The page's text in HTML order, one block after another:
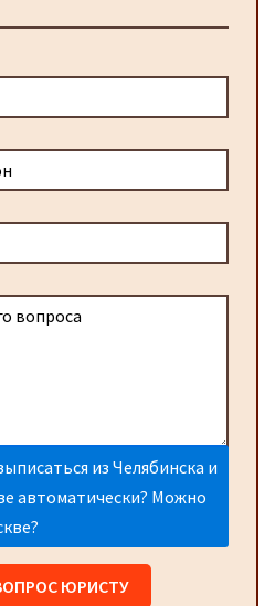
из Челябинска и
автоматически? Можно
ЮРИСТУ